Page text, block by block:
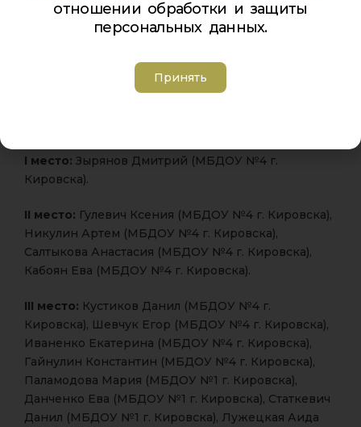
Гейнке Кирилл (МБДОУ №1 г. Кировска),
Специальная номинация
I место: Зырянов Дмитрий (МБДОУ №4 г.
Кировска).
II место: Гулевич Ксения (МБДОУ №4 г. Кировска),
Никулин Артем (МБДОУ №4 г. Кировска),
Салтыкова Анастасия (МБДОУ №4 г. Кировска),
Кабоян Ева (МБДОУ №4 г. Кировска).
III место: Кустиков Данил (МБДОУ №4 г.
Кировска), Шевчук Егор (МБДОУ №4 г. Кировска),
Иваненко Екатерина (МБДОУ №4 г. Кировска),
Гайнулин Константин (МБДОУ №4 г. Кировска),
Паламодова Мария (МБДОУ №1 г. Кировска),
Данченко Ева (МБДОУ №1 г. Кировска), Статкевич
Данил (МБДОУ №1 г. Кировска), Лужецкая Аида
отношении обработки и защиты
персональных данных.
Принять